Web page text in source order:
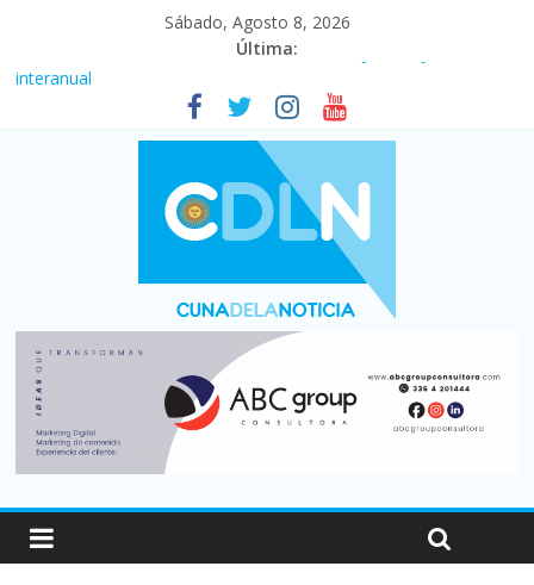
Sábado, Agosto 8, 2026
Última:
Fuerte caída de la venta de autos usados en julio: bajó un 12,6%
Central venció 1 a 0 al River de Coudet en el Monumental
La morosidad alcanzó su nivel más alto en dos décadas y ya
afecta a 400 mil deudores en Santa Fe
Desde que asumió Milei cerraron 41.000 kioscos: el sector
denuncia crisis como en 2001
Vacaciones de invierno con más movimiento y consumo
turístico: 4,6 millones de personas viajaron por el país, un 5,9%